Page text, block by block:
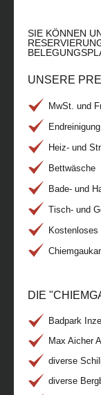
SIE KÖNNEN
UNSERE
MwSt. und
Endreinigung
Heiz- und
Bettwäsche
Bade- und
Tisch- und
Kostenloses
DIE
Badpark
Max Aicher
diverse
diverse